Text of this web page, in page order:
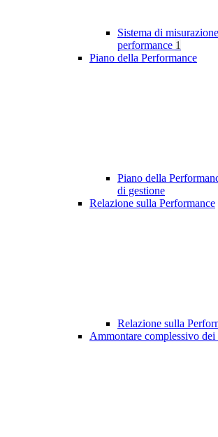
Sistema di
performance 1
Piano della Performance
Piano della
di gestione
Relazione sulla Performance
Relazione sulla
Ammontare complessivo dei